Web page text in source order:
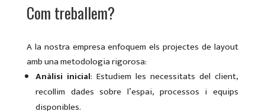
Com treballem?
A la nostra empresa enfoquem els projectes de layout
amb una metodologia rigorosa:
Anàlisi inicial: Estudiem les necessitats del client,
recollim dades sobre l’espai, processos i equips
disponibles.